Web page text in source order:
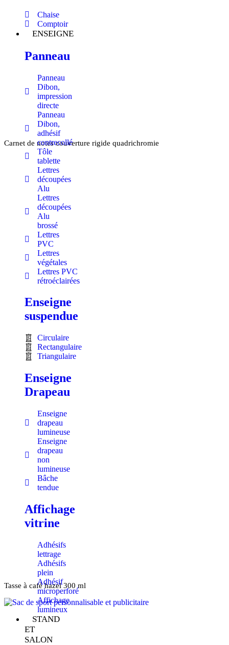
Chaise
Comptoir
ENSEIGNE
Panneau
Panneau
Dibon,
impression
directe
Panneau
Dibon,
adhésif
contrecollé
Tôle
tablette
Lettres
découpées
Alu
Lettres
découpées
Alu
brossé
Lettres
PVC
Lettres
végétales
Lettres PVC
rétroéclairées
Enseigne
suspendue
Circulaire
Rectangulaire
Triangulaire
Enseigne
Drapeau
Enseigne
drapeau
lumineuse
Enseigne
drapeau
non
lumineuse
Bâche
tendue
Affichage
vitrine
Adhésifs
lettrage
Adhésifs
plein
Adhésif
microperforé
Affichage
lumineux
STAND
ET
SALON
Carnet de notes couverture rigide quadrichromie
Tasse à café hazel 300 ml